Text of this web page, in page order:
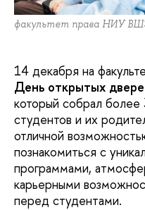
факультет права НИУ
14 декабря на
День открытых
который собрал более
студентов и их
отличной
познакомиться с
программами,
карьерными
перед студентами.